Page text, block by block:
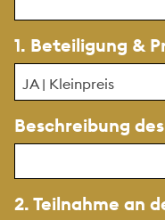
1. Beteiligung &
JA | Kleinpreis
Beschreibung
2. Teilnahme an